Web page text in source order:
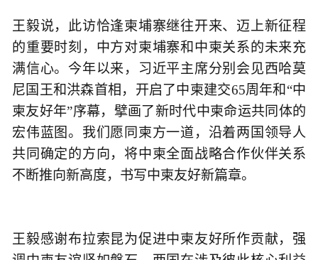
王毅说，此访恰逢柬埔寨继往开来、迈上新征程
的重要时刻，中方对柬埔寨和中柬关系的未来充
满信心。今年以来，习近平主席分别会见西哈莫
尼国王和洪森首相，开启了中柬建交65周年和“中
柬友好年”序幕，擘画了新时代中柬命运共同体的
宏伟蓝图。我们愿同柬方一道，沿着两国领导人
共同确定的方向，将中柬全面战略合作伙伴关系
不断推向新高度，书写中柬友好新篇章。
王毅感谢布拉索昆为促进中柬友好所作贡献，强